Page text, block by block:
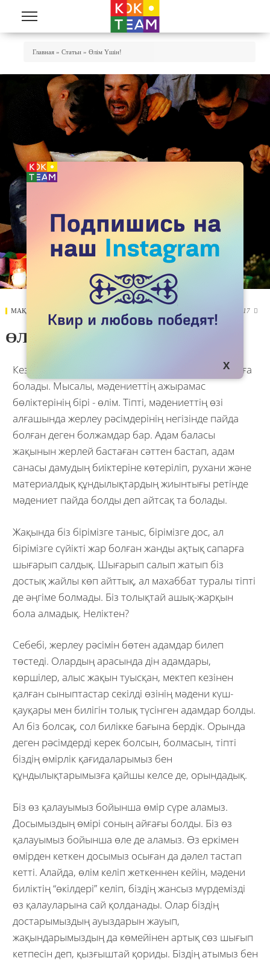
Главная » Статьи » Өлім Үшін!
МАҚАЛАЛАР 3817 
ӨЛІМ ҮШІН!
Кез келген мәдениетті әр түрлі тұстан қарастыруға
болады. Мысалы, мәдениеттің ажырамас
бөліктерінің бірі - өлім. Тіпті, мәдениеттің өзі
алғашында жерлеу рәсімдерінің негізінде пайда
болған деген болжамдар бар. Адам баласы
жақынын жерлей бастаған сәттен бастап, адам
санасы дамудың биіктеріне көтеріліп, рухани және
материалдық құндылықтардың жиынтығы ретінде
мәдениет пайда болды деп айтсақ та болады.
Жақында біз бірімізге таныс, бірімізге дос, ал
бірімізге сүйікті жар болған жанды ақтық сапарға
шығарып салдық. Шығарып салып жатып біз
достық жайлы көп айттық, ал махаббат туралы тіпті
де әңгіме болмады. Біз толықтай ашық-жарқын
бола алмадық. Неліктен?
Себебі, жерлеу рәсімін бөтен адамдар билеп
төстеді. Олардың арасында дін адамдары,
көршілер, алыс жақын туысқан, мектеп кезінен
қалған сыныптастар секілді өзінің мәдени күш-
қауқары мен билігін толық түсінген адамдар болды.
Ал біз болсақ, сол билікке бағына бердік. Орында
деген рәсімдерді керек болсын, болмасын, тіпті
біздің өмірлік қағидаларымыз бен
құндылықтарымызға қайшы келсе де, орындадық.
Біз өз қалауымыз бойынша өмір сүре аламыз.
Досымыздың өмірі соның айғағы болды. Біз өз
қалауымыз бойынша өле де аламыз. Өз еркімен
өмірден кеткен досымыз осыған да дәлел тастап
кетті. Алайда, өлім келіп жеткеннен кейін, мәдени
биліктің “өкілдері” келіп, біздің жансыз мүрдемізді
өз қалауларына сай қолданады. Олар біздің
достарымыздың ауыздарын жауып,
жақындарымыздың да көмейінен артық сөз шығып
кетпесін деп, қызғыштай қориды. Біздің атымыз бен